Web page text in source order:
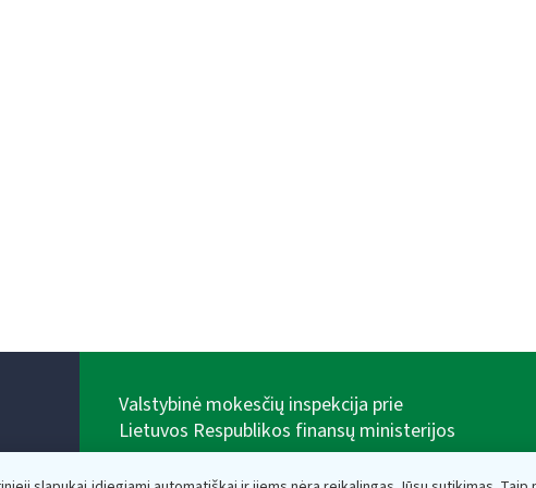
Valstybinė mokesčių inspekcija prie
Lietuvos Respublikos finansų ministerijos
adresas: Vasario 16-osios g. 14, 01107 Vilnius, Lietuva,